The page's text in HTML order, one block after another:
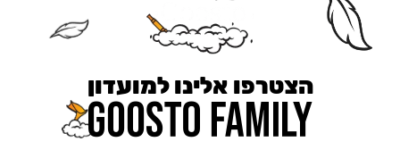
הצטרפו אלינו למועדון